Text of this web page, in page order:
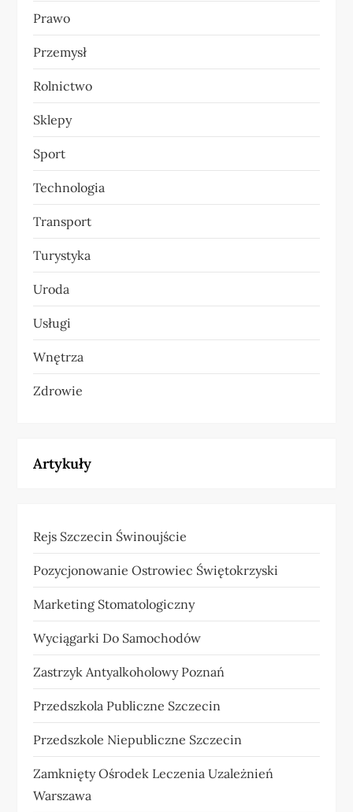
Prawo
Przemysł
Rolnictwo
Sklepy
Sport
Technologia
Transport
Turystyka
Uroda
Usługi
Wnętrza
Zdrowie
Artykuły
Rejs Szczecin Świnoujście
Pozycjonowanie Ostrowiec Świętokrzyski
Marketing Stomatologiczny
Wyciągarki Do Samochodów
Zastrzyk Antyalkoholowy Poznań
Przedszkola Publiczne Szczecin
Przedszkole Niepubliczne Szczecin
Zamknięty Ośrodek Leczenia Uzależnień
Warszawa